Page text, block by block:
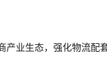
业生态，强化物流配